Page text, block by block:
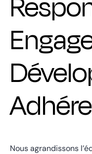
Nous agrandissons